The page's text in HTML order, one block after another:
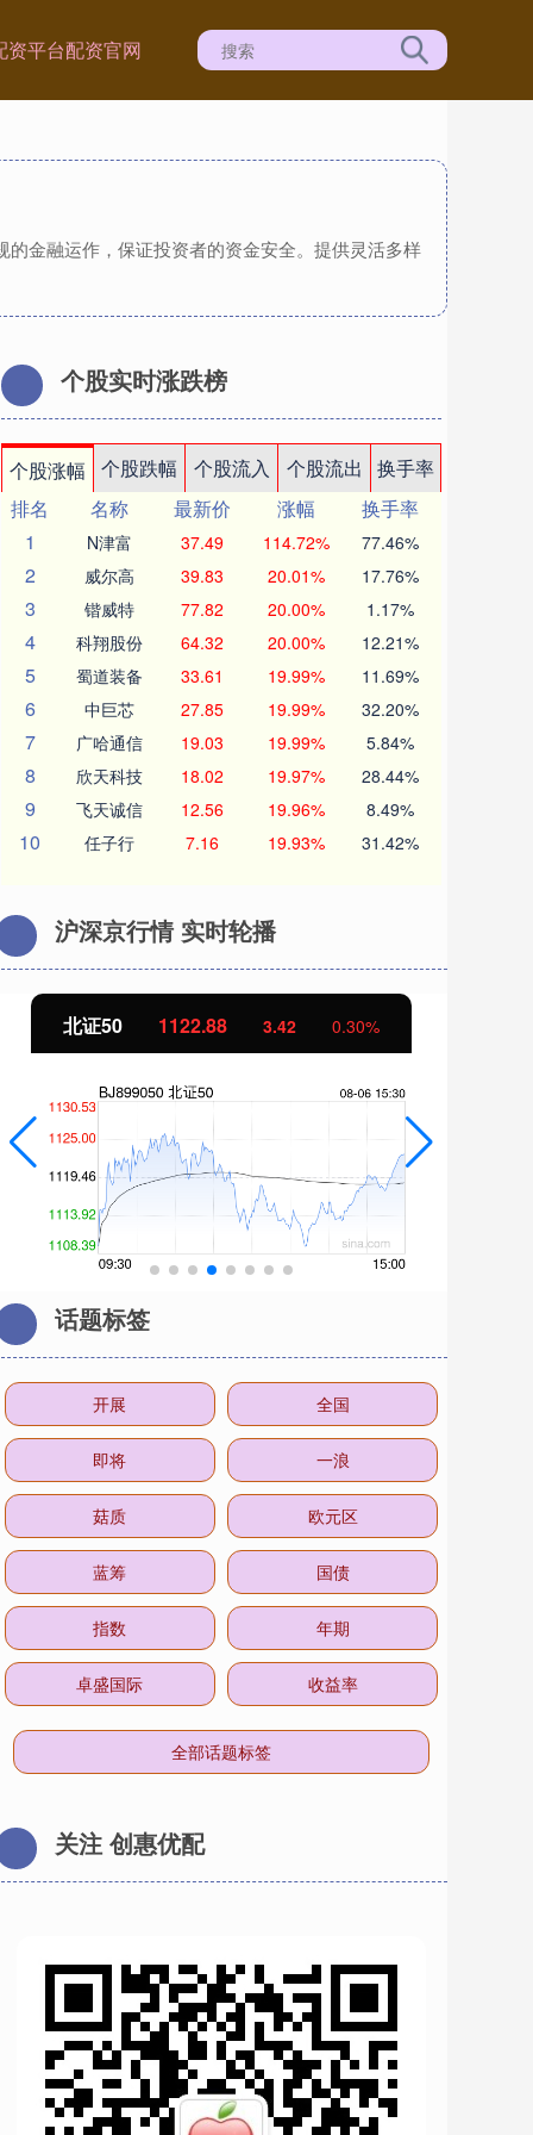
资平台配资官网
金融运作，保证投资者的资金安全。提供灵活多样
个股实时涨跌榜
个股涨幅 个股跌幅 个股流入 个股流出
换手率
排名
名称 最新价 涨幅
换手率
1
N津富 37.49 114.72% 77.46%
2 威尔高 39.83 20.01% 17.76%
3 锴威特 77.82 20.00% 1.17%
4 科翔股份 64.32 20.00% 12.21%
5 蜀道装备 33.61 19.99% 11.69%
6 中巨芯 27.85 19.99% 32.20%
7 广哈通信 19.03 19.99% 5.84%
8 欣天科技 18.02 19.97% 28.44%
9 飞天诚信 12.56 19.96% 8.49%
10 任子行 7.16 19.93% 31.42%
沪深京行情 实时轮播
0.30% 创业板指 3515.56
话题标签
开展 全国
即将 一浪
菇质 欧元区
蓝筹 国债
指数 年期
卓盛国际 收益率
全部话题标签
关注 创惠优配